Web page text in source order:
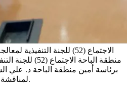
الاجتماع (52) للجنة التنفيذية لمعالجة التشوه البصري
منطقة الباحة
برئاسة أمين منطقة الباحة د. علي
لمناقشة سير العمل ومتابعة المنجزات.